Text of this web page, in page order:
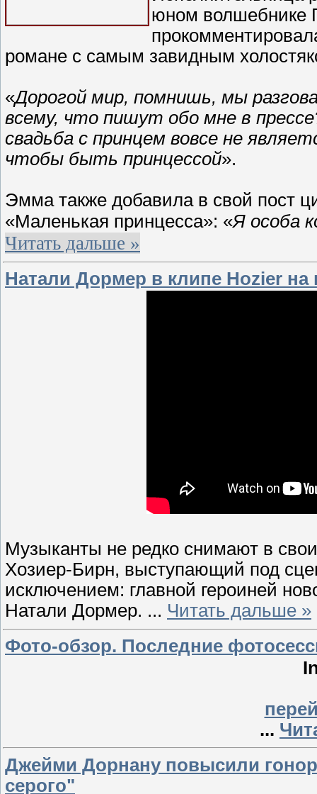
юном волшебнике
романе с самым завидным
«Дорогой мир, помнишь, мы
всему, что пишут обо мне в
свадьба с принцем вовсе не
чтобы быть принцессой».
Эмма также добавила в свой пост
«Маленькая принцесса»: «Я особа
Читать дальше »
Натали Дормер в клипе Hozier на
Музыканты не редко снимают в
Хозиер-Бирн, выступающий под
исключением: главной героиней
Натали Дормер. ... Читать дальше »
Фото-обзор. Последние
...
Джейми Дорнану повысили
серого"